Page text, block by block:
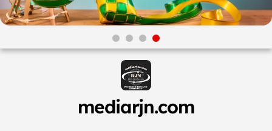
Skip
mediarjn.com